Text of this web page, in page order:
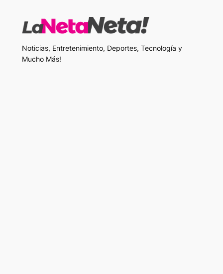
Noticias, Entretenimiento, Deportes, Tecnología y
Mucho Más!